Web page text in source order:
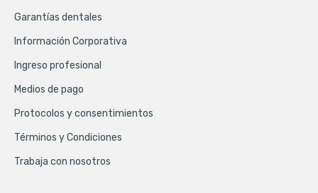
Garantías dentales
Información Corporativa
Ingreso profesional
Medios de pago
Protocolos y consentimientos
Términos y Condiciones
Trabaja con nosotros